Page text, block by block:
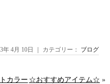
年 4月 10日 ｜ カテゴリー： ブログ
カラー ☆おすすめアイテム☆ »